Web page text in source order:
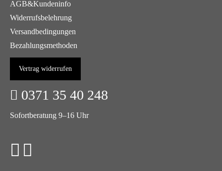
AGB&Kundeninfo
Widerrufsbelehrung
Versandbedingungen
Bezahlungsmethoden
Vertrag widerrufen
0371 35 40 248
Sofortberatung 9–16 Uhr